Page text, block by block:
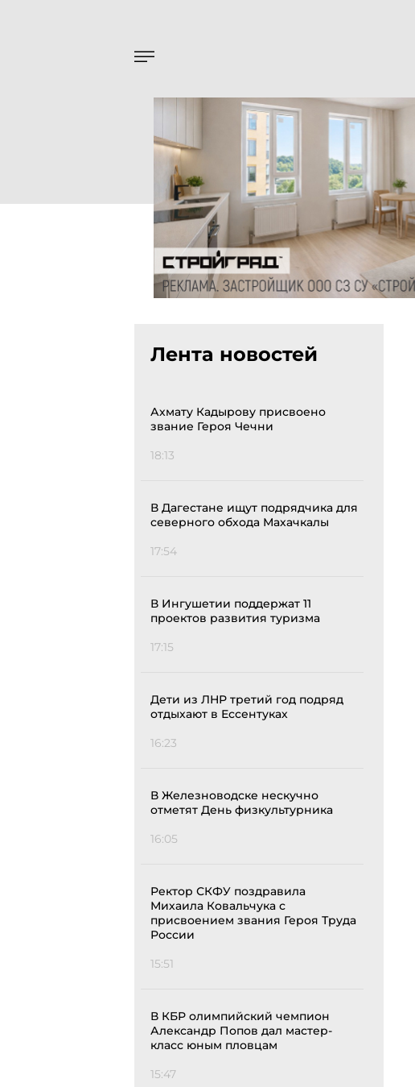
Лента новостей
Ахмату Кадырову присвоено
звание Героя Чечни
18:13
В Дагестане ищут подрядчика для
северного обхода Махачкалы
17:54
В Ингушетии поддержат 11
проектов развития туризма
17:15
Дети из ЛНР третий год подряд
отдыхают в Ессентуках
16:23
В Железноводске нескучно
отметят День физкультурника
16:05
Ректор СКФУ поздравила
Михаила Ковальчука с
присвоением звания Героя Труда
России
15:51
В КБР олимпийский чемпион
Александр Попов дал мастер-
класс юным пловцам
15:47